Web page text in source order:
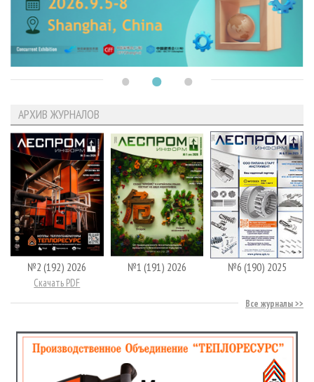
АРХИВ ЖУРНАЛОВ
№2 (192) 2026
Скачать PDF
№1 (191) 2026 №6 (190) 2025
Все журналы